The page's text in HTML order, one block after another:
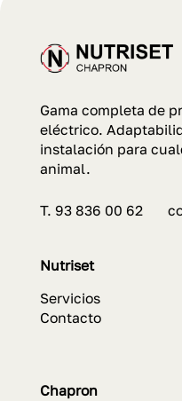
Gama completa de
eléctrico.
instalación para
animal.
T. 93 836 00 62
Nutriset
Servicios
Contacto
Chapron